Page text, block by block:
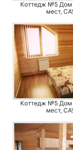
Коттедж №5 Дом
мест,
Коттедж №5 Дом
мест,